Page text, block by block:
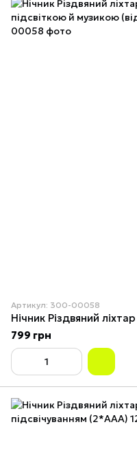
Артикул: 300-00058
799 грн